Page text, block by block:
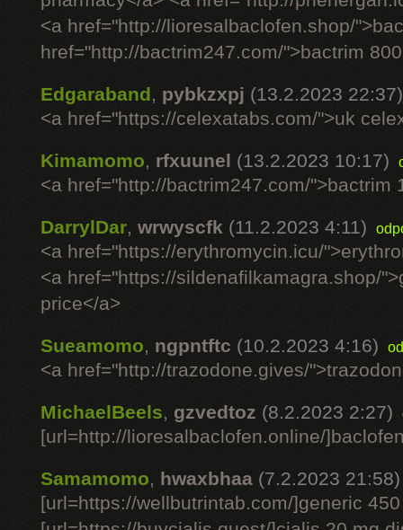
<a href="http://lioresalbaclofen.shop/
href="http://bactrim247.com/">bactrim
Edgaraband,pybkzxpj (13.2.2023 22:37)
<a href="https://celexatabs.com/">uk
Kimamomo, rfxuunel (13.2.2023 10:17)
<a href="http://bactrim247.com/">bactrim
DarrylDar, wrwyscfk (11.2.2023 4:11)
<a href="https://erythromycin.icu/
<a href="https://sildenafilkamagra.shop/
price</a>
Sueamomo, ngpntftc (10.2.2023 4:16)
<a href="http://trazodone.gives/
MichaelBeels, gzvedtoz (8.2.2023 2:27)
[url=http://lioresalbaclofen.online/
Samamomo,hwaxbhaa (7.2.2023 21:58)
[url=https://wellbutrintab.com/]generic